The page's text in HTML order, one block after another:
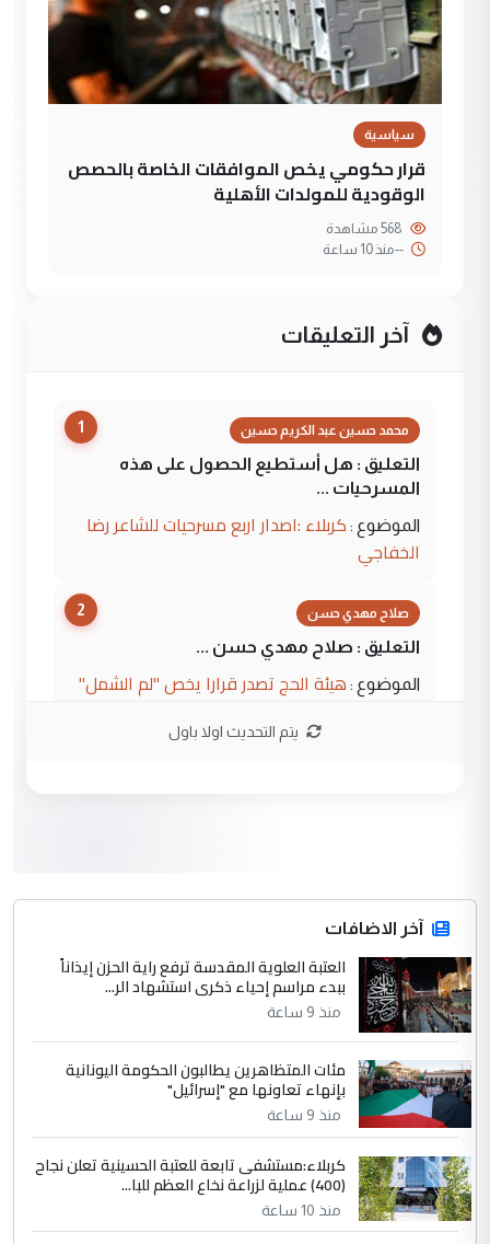
سياسية
قرار حكومي يخص الموافقات الخاصة بالحصص
الوقودية للمولدات الأهلية
--منذ 10 ساعة
آخر التعليقات
1 محمد حسين عبد الكريم حسين
التعليق : هل أستطيع الحصول على هذه
المسرحيات ...
الموضوع : كربلاء :اصدار اربع مسرحيات للشاعر رضا
الخفاجي
2 صلاح مهدي حسن
التعليق : صلاح مهدي حسن ...
الموضوع : هيئة الحج تصدر قرارا يخص "لم الشمل"
hadi
التعليق : تحيه اخويه حسينيه اي انسان مهما
كان محدود المعرفه بتفاصيل احداث المنطقه
يقول بما لايقبل ...
أردوغان يؤكد ان اتفاقية مكة للدفاع
المشترك لا تستهدف أية دولة ومفتوحة لانضمام
الدول الشقيقة
5 يوسف غزوان عصمت
التعليق : بكالوريوس فيزياء طبية متزوج و
زوجتي أيضا بكالوريوس سكني بغداد أرغب في
يتم التحديث اولا باول
آخر الاضافات
العتبة العلوية المقدسة ترفع راية الحزن إيذاناً
ببدء مراسم إحياء ذكرى استشهاد الر...
منذ 9 ساعة
مئات المتظاهرين يطالبون الحكومة اليونانية
بإنهاء تعاونها مع "إسرائيل"
منذ 9 ساعة
كربلاء:مستشفى تابعة للعتبة الحسينية تعلن نجاح
(400) عملية لزراعة نخاع العظم للبا...
منذ 10 ساعة